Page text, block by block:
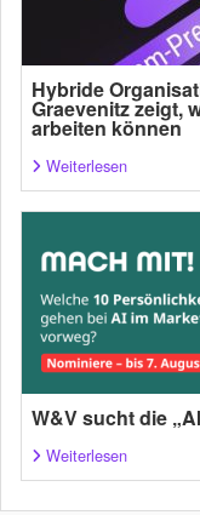
Hybride
Graevenitz zeigt,
arbeiten können
Weiterlesen
W&V sucht die
Weiterlesen